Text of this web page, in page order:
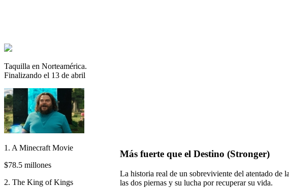
Taquilla en Norteamérica.
Finalizando el 13 de abril
1. A Minecraft Movie
$78.5 millones
2. The King of Kings
Más fuerte que el Destino (Stronger)
La historia real de un sobreviviente del atentado de
las dos piernas y su lucha por recuperar su vida.